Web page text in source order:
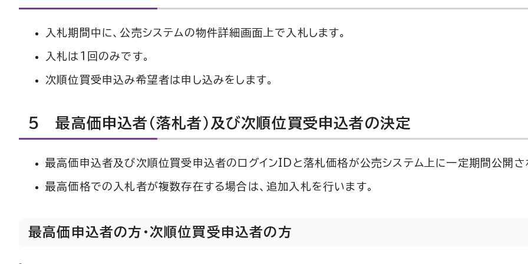
入札期間中に、公売システムの物件詳細画面上で入札します。
入札は1回のみです。
次順位買受申込み希望者は申し込みをします。
5 最高価申込者（落札者）及び次順位買受申込者の決定
最高価申込者及び次順位買受申込者のログインIDと落札価格が公売システム上に一定期間公開さ
最高価格での入札者が複数存在する場合は、追加入札を行います。
最高価申込者の方・次順位買受申込者の方